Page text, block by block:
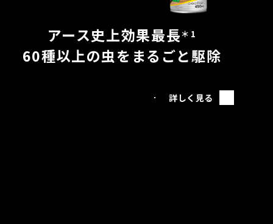
アース史上効果最長 ＊1
60種以上の虫をまるごと駆除
詳しく見る